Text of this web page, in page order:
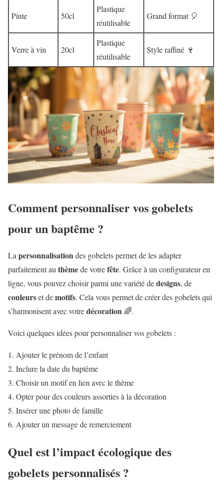
Pinte 50cl
Plastique
réutilisable
Grand format 🎈
Verre à vin 20cl
Plastique
réutilisable
Style raffiné 🍷
Comment personnaliser vos gobelets
pour un baptême ?
Lapersonnalisationdes gobelets permet de les adapter
parfaitement authèmede votrefête. Grâce à un configurateur en
ligne, vous pouvez choisir parmi une variété dedesigns, de
couleurset demotifs. Cela vous permet de créer des gobelets qui
s’harmonisent avec votredécoration 🌈.
Voici quelques idées pour personnaliser vos gobelets :
Ajouter le prénom de l’enfant
Inclure la date du baptême
Choisir un motif en lien avec le thème
Opter pour des couleurs assorties à la décoration
Insérer une photo de famille
Ajouter un message de remerciement
Quel est l’impact écologique des
gobelets personnalisés ?